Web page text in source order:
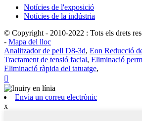
Notícies de l'exposició
Notícies de la indústria
© Copyright - 2010-2022 : Tots els drets
- Mapa del lloc
Analitzador de pell D8-3d, Eon Reducció
Tractament de tensió facial, Eliminació
Eliminació ràpida del tatuatge,

Envia un correu electrònic
x